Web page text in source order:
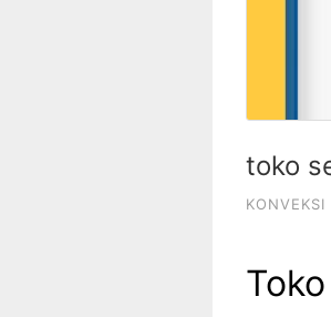
toko
KONVEKSI